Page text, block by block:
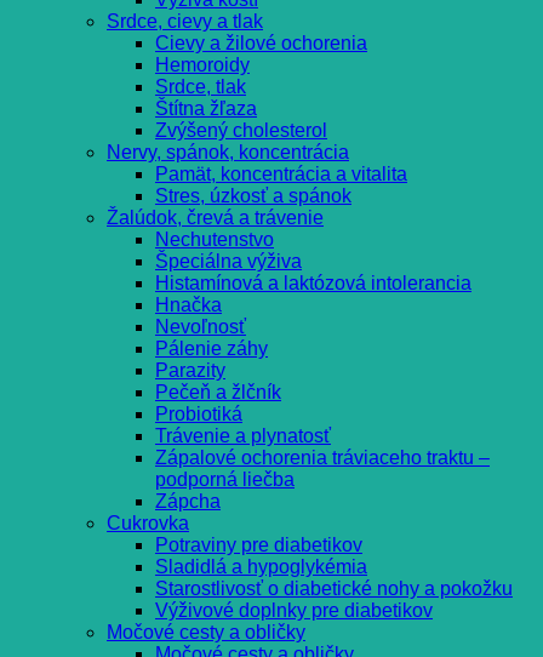
Srdce, cievy a tlak
Cievy a žilové ochorenia
Hemoroidy
Srdce, tlak
Štítna žľaza
Zvýšený cholesterol
Nervy, spánok, koncentrácia
Pamät, koncentrácia a vitalita
Stres, úzkosť a spánok
Žalúdok, črevá a trávenie
Nechutenstvo
Špeciálna výživa
Histamínová a laktózová intolerancia
Hnačka
Nevoľnosť
Pálenie záhy
Parazity
Pečeň a žlčník
Probiotiká
Trávenie a plynatosť
Zápalové ochorenia tráviaceho traktu –
podporná liečba
Zápcha
Cukrovka
Potraviny pre diabetikov
Sladidlá a hypoglykémia
Starostlivosť o diabetické nohy a pokožku
Výživové doplnky pre diabetikov
Močové cesty a obličky